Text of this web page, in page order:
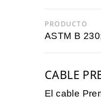
PRODUCTO
ASTM B
CABLE
El cable